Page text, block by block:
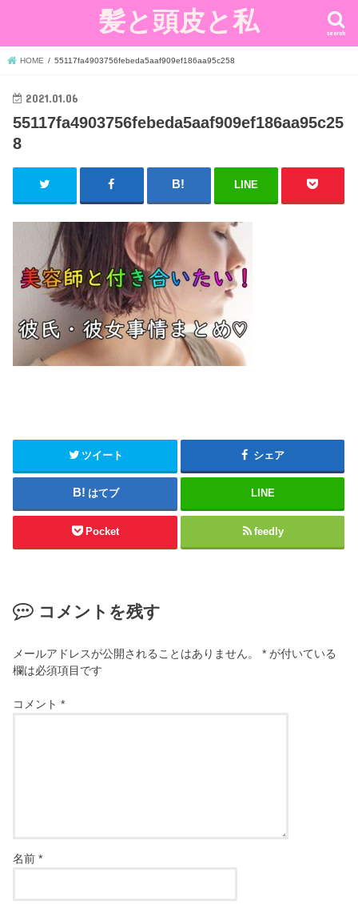
髪と頭皮と私 search
HOME 55117fa4903756febeda5aaf909ef186aa95c258
2021.01.06
55117fa4903756febeda5aaf909ef186aa95c25
8
LINE
ツイート シェア
はてブ LINE
Pocket feedly
コメントを残す
メールアドレスが公開されることはありません。 * が付いている
欄は必須項目です
コメント*
名前*